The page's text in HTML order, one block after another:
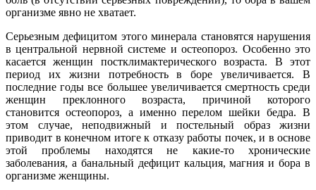
организме явно не хватает.
Серьезным дефицитом этого минерала становятся нарушения
в центральной нервной системе и остеопороз. Особенно это
касается женщин постклимактерического возраста. В этот
период их жизни потребность в боре увеличивается. В
последние годы все большее увеличивается смертность среди
женщин преклонного возраста, причиной которого
становится остеопороз, а именно перелом шейки бедра. В
этом случае, неподвижный и постельный образ жизни
приводит в конечном итоге к отказу работы почек, и в основе
этой проблемы находятся не какие-тохронические
заболевания, а банальный дефицит кальция, магния и бора в
организме женщины.